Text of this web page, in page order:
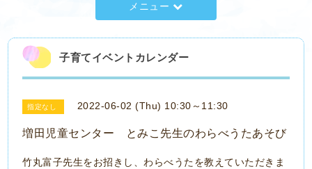
メニュー
子育てイベントカレンダー
指定なし 2022-06-02 (Thu) 10:30～11:30
増田児童センター とみこ先生のわらべうたあそび
竹丸富子先生をお招きし、わらべうたを教えていただきま